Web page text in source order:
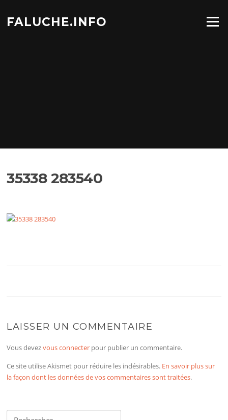
contenu
FALUCHE.INFO Menu
35338 283540
LAISSER UN COMMENTAIRE
Vous devezvous connecter pour publier un commentaire.
Ce site utilise Akismet pour réduire les indésirables. En savoir plus sur
la façon dont les données de vos commentaires sont traitées.
Rechercher :